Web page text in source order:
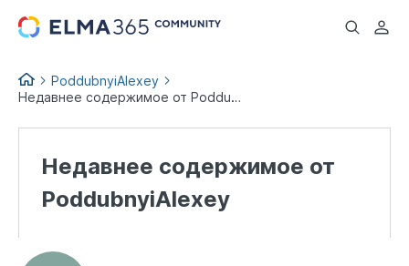
...
PoddubnyiAlexey
Недавнее содержимое от PoddubnyiAlexey
Недавнее содержимое от
PoddubnyiAlexey